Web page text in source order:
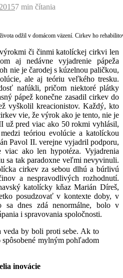
7 min čítania
odžil v domácom väzení. Cirkev ho
či činmi katolíckej cirkvi len
aj nedávne vyjadrenie pápeža
nie je čarodej s kúzelnou paličkou,
ale aj teóriu veľkého tresku.
nafúkli, pričom niektoré plátky
pápež konečne zasadil cirkev do
vyškolil kreacionistov. Každý, kto
vie, že výrok ako je tento, nie je
už pred viac ako 50 rokmi vyhlásil,
teóriou evolúcie a katolíckou
Pavol II. verejne vyjadril podporu,
ako len hypotéza. Vyjadrenia
sa tak paradoxne veľmi nevyvinuli.
cirkev za sebou dlhú a búrlivú
a nespravodlivých rozhodnutí.
katolícky kňaz Marián Díreš,
posudzovať v kontexte doby, v
dnes zdá nenormálne, bolo v
i spravovania spoločnosti.
veda by boli proti sebe. Ak to
mylným pohľadom
inovácie